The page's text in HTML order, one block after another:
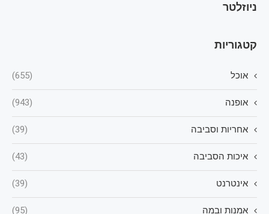
ניוזלטר
קטגוריות
אוכל (655)
אופנה (943)
אחריות וסביבה (39)
איכות הסביבה (43)
אינטרנט (39)
אמנות ובמה (95)